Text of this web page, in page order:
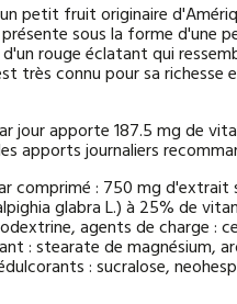
petit fruit originaire
sous la forme d'une
rouge éclatant qui
très connu pour sa richesse
jour apporte 187.5 mg de
apports journaliers
comprimé : 750 mg d'extrait
glabra L.) à 25% de
agents de charge :
: stearate de magnésium,
: sucralose,